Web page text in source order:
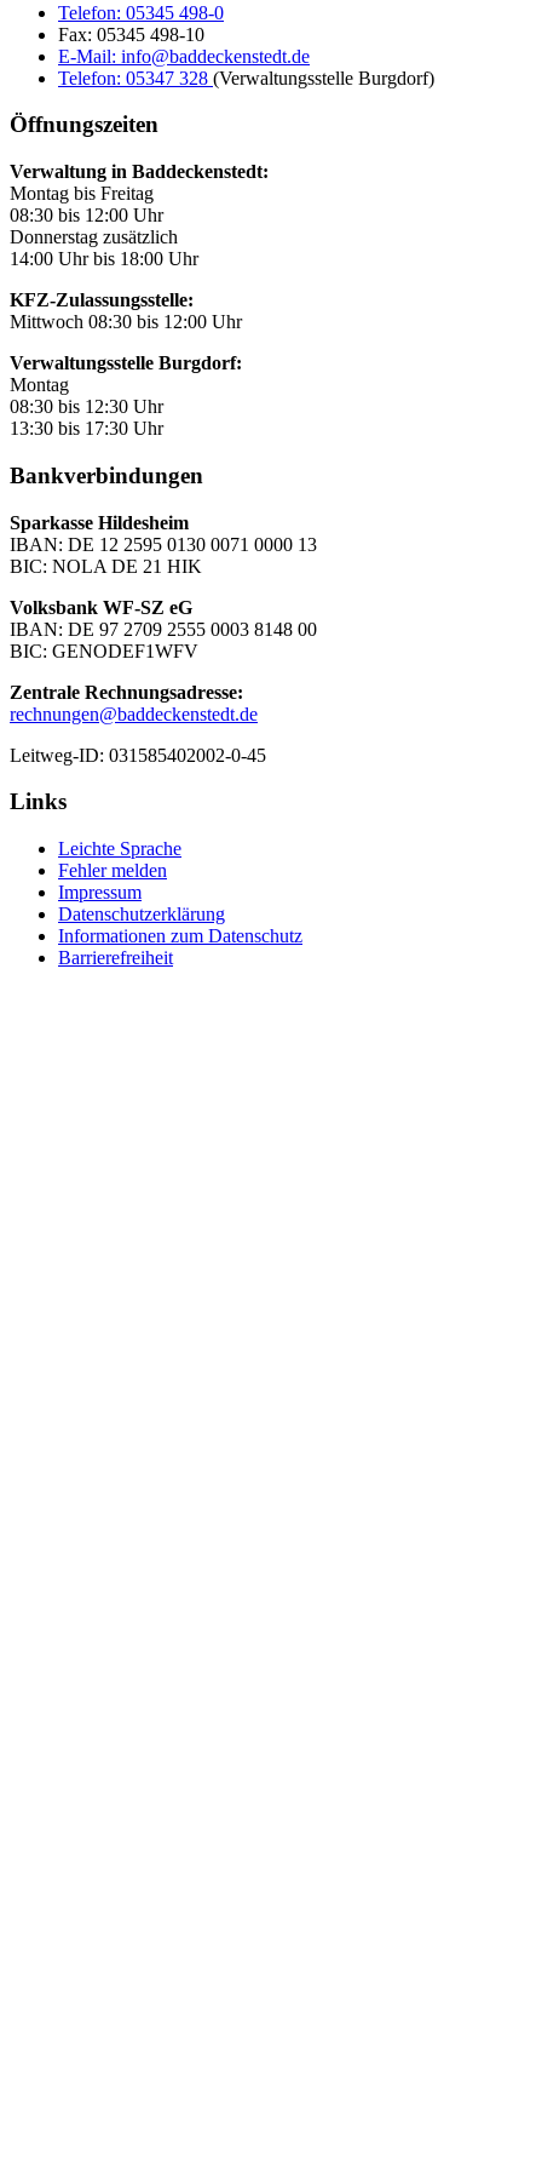
Telefon: 05345 498-0
Fax: 05345 498-10
E-Mail: info@baddeckenstedt.de
Telefon: 05347 328 (Verwaltungsstelle Burgdorf)
Öffnungszeiten
Verwaltung in Baddeckenstedt:
Montag bis Freitag
08:30 bis 12:00 Uhr
Donnerstag zusätzlich
14:00 Uhr bis 18:00 Uhr
KFZ-Zulassungsstelle:
Mittwoch 08:30 bis 12:00 Uhr
Verwaltungsstelle Burgdorf:
Montag
08:30 bis 12:30 Uhr
13:30 bis 17:30 Uhr
Bankverbindungen
Sparkasse Hildesheim
IBAN: DE 12 2595 0130 0071 0000 13
BIC: NOLA DE 21 HIK
Volksbank WF-SZ eG
IBAN: DE 97 2709 2555 0003 8148 00
BIC: GENODEF1WFV
Zentrale Rechnungsadresse:
rechnungen@baddeckenstedt.de
Leitweg-ID: 031585402002-0-45
Links
Leichte Sprache
Fehler melden
Impressum
Datenschutzerklärung
Informationen zum Datenschutz
Barrierefreiheit